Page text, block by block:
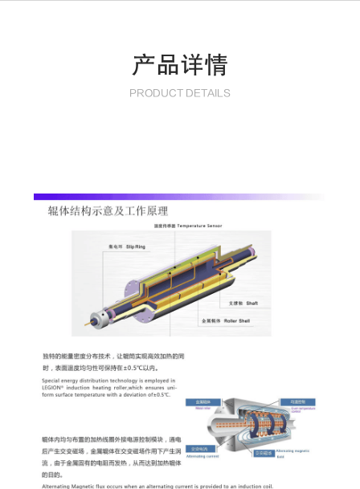
产品详情
PRODUCT DETAILS